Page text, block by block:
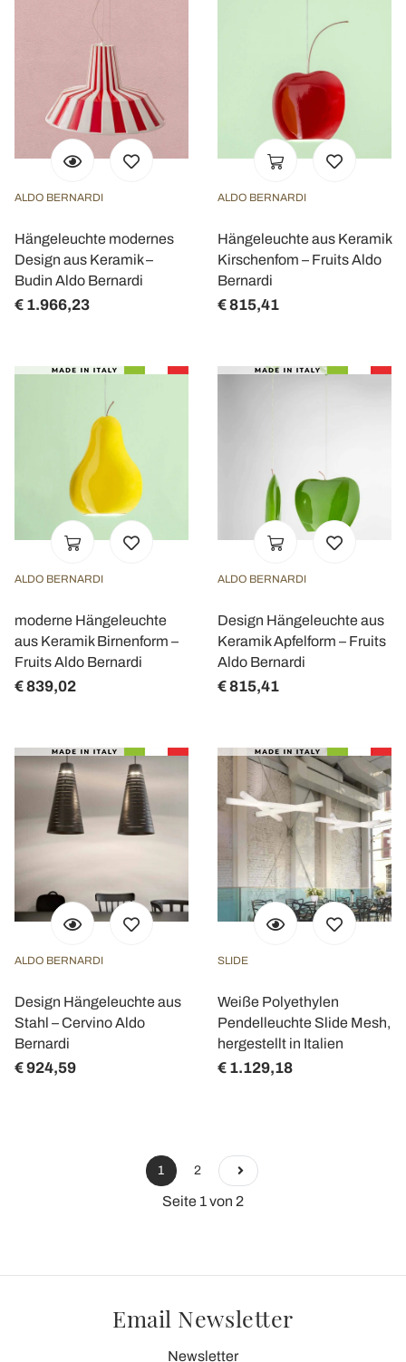
ALDO BERNARDI
Hängeleuchte modernes
Design aus Keramik –
Budin Aldo Bernardi
€ 1.966,23
ALDO BERNARDI
Hängeleuchte aus Keramik
Kirschenfom – Fruits Aldo
Bernardi
€ 815,41
ALDO BERNARDI
moderne Hängeleuchte
aus Keramik Birnenform –
Fruits Aldo Bernardi
€ 839,02
ALDO BERNARDI
Design Hängeleuchte aus
Keramik Apfelform – Fruits
Aldo Bernardi
€ 815,41
ALDO BERNARDI
Design Hängeleuchte aus
Stahl – Cervino Aldo
Bernardi
€ 924,59
SLIDE
Weiße Polyethylen
Pendelleuchte Slide Mesh,
hergestellt in Italien
€ 1.129,18
1 2
Seite 1 von 2
Email Newsletter
Newsletter